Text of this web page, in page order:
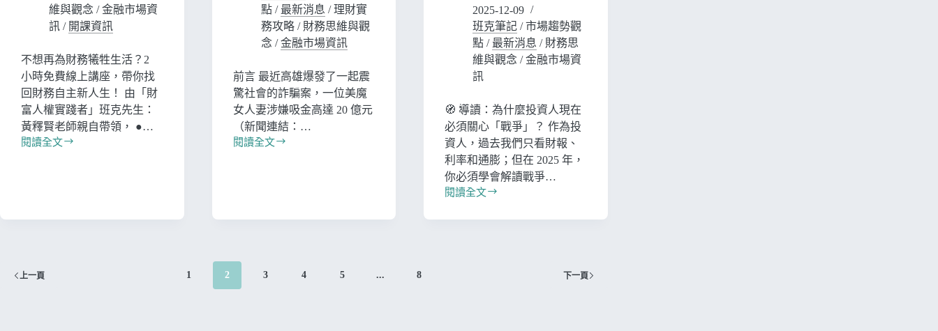
維與觀念 /金融市場資
訊 / 開課資訊
不想再為財務犧牲生活？2
小時免費線上講座，帶你找
回財務自主新人生！ 由「財
富人權實踐者」班克先生：
黃釋賢老師親自帶領， ●…
閱讀全文
點/ 最新消息 / 理財實
務攻略/ 財務思維與觀
念 /金融市場資訊
前言 最近高雄爆發了一起震
驚社會的詐騙案，一位美魔
女人妻涉嫌吸金高達 20 億元
（新聞連結：…
閱讀全文
2025-12-09
班克筆記 /市場趨勢觀
點 / 最新消息 / 財務思
維與觀念 /金融市場資
訊
🧭 導讀：為什麼投資人現在
必須關心「戰爭」？ 作為投
資人，過去我們只看財報、
利率和通膨；但在 2025 年，
你必須學會解讀戰爭…
閱讀全文
上一頁 1 2 3 4 5 ... 8 下一頁